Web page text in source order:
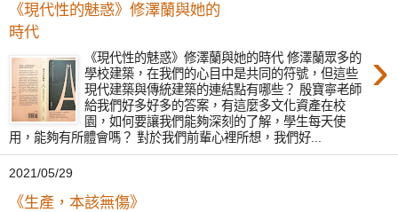
《現代性的魅惑》修澤蘭與她的
時代
›
《現代性的魅惑》修澤蘭與她的時代 修澤蘭眾多的
學校建築，在我們的心目中是共同的符號，但這些
現代建築與傳統建築的連結點有哪些？ 殷寶寧老師
給我們好多好多的答案，有這麼多文化資產在校
園，如何要讓我們能夠深刻的了解，學生每天使
用，能夠有所體會嗎？ 對於我們前輩心裡所想，我們好...
2021/05/29
《生產，本該無傷》